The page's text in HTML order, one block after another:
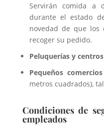
Servirán comida a
durante el estado
novedad de que
recoger su pedido.
Peluquerías y
Pequeños
metros cuadrados),
Condiciones de
empleados